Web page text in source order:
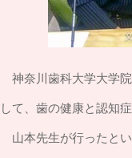
神奈川歯科大学大学
して、歯の健康と認知
山本先生が行ったと